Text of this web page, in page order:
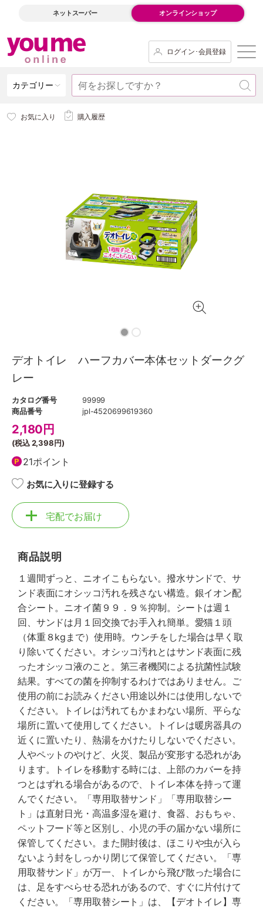
ネットスーパー オンラインショップ
ログイン･会員登録
カテゴリー
お気に入り 購入履歴
デオトイレ ハーフカバー本体セットダークグ
レー
カタログ番号
99999
商品番号
jpl-4520699619360
2,180 円
(税込2,398円)
21ポイント
お気に入りに登録する
宅配でお届け
商品説明
１週間ずっと、ニオイこもらない。撥水サンドで、サ
ンド表面にオシッコ汚れを残さない構造。銀イオン配
合シート。ニオイ菌９９．９％抑制。シートは週１
回、サンドは月１回交換でお手入れ簡単。愛猫１頭
（体重８kgまで）使用時。ウンチをした場合は早く取
り除いてください。オシッコ汚れとはサンド表面に残
ったオシッコ液のこと。第三者機関による抗菌性試験
結果。すべての菌を抑制するわけではありません。ご
使用の前にお読みください用途以外には使用しないで
ください。トイレは汚れてもかまわない場所、平らな
場所に置いて使用してください。トイレは暖房器具の
近くに置いたり、熱湯をかけたりしないでください。
人やペットのやけど、火災、製品が変形する恐れがあ
ります。トイレを移動する時には、上部のカバーを持
つとはずれる場合があるので、トイレ本体を持って運
んでください。「専用取替サンド」「専用取替シー
ト」は直射日光・高温多湿を避け、食器、おもちゃ、
ペットフード等と区別し、小児の手の届かない場所に
保管してください。また開封後は、ほこりや虫が入ら
ないよう封をしっかり閉じて保管してください。「専
用取替サンド」が万一、トイレから飛び散った場合に
は、足をすべらせる恐れがあるので、すぐに片付けて
ください。「専用取替シート」は、【デオトイレ】専